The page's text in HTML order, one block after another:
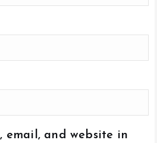
email, and website in